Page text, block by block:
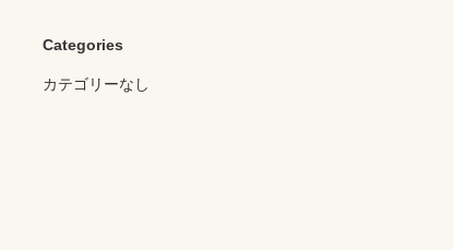
Categories
カテゴリーなし